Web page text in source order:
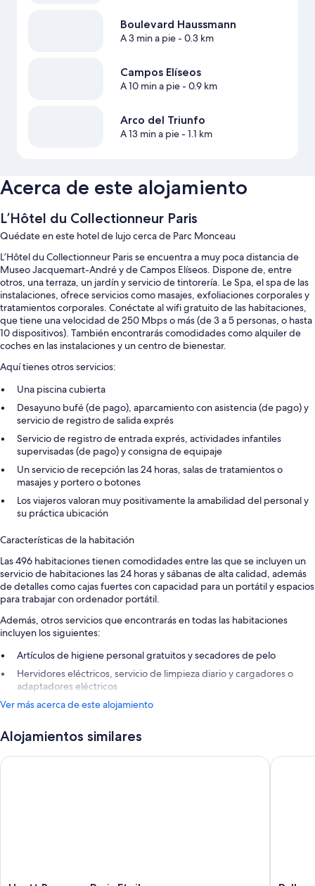
Boulevard Haussmann
A 3 min a pie- 0.3 km
Campos Elíseos
A 10 min a pie- 0.9 km
Arco del Triunfo
A 13 min a pie- 1.1 km
Acerca de este alojamiento
L’Hôtel du Collectionneur Paris
Quédate en este hotel de lujo cerca de Parc Monceau
L’Hôtel du Collectionneur Paris se encuentra a muy poca distancia de
Museo Jacquemart-André y de Campos Elíseos. Dispone de, entre
otros, una terraza, un jardín y servicio de tintorería. Le Spa, el spa de las
instalaciones, ofrece servicios como masajes, exfoliaciones corporales y
tratamientos corporales. Conéctate al wifi gratuito de las habitaciones,
que tiene una velocidad de 250 Mbps o más (de 3 a 5 personas, o hasta
10 dispositivos). También encontrarás comodidades como alquiler de
coches en las instalaciones y un centro de bienestar.
Aquí tienes otros servicios:
Una piscina cubierta
Desayuno bufé (de pago), aparcamiento con asistencia (de pago) y
servicio de registro de salida exprés
Servicio de registro de entrada exprés, actividades infantiles
supervisadas (de pago) y consigna de equipaje
Un servicio de recepción las 24 horas, salas de tratamientos o
masajes y portero o botones
Los viajeros valoran muy positivamente la amabilidad del personal y
su práctica ubicación
Características de la habitación
Las 496 habitaciones tienen comodidades entre las que se incluyen un
servicio de habitaciones las 24 horas y sábanas de alta calidad, además
de detalles como cajas fuertes con capacidad para un portátil y espacios
para trabajar con ordenador portátil.
Además, otros servicios que encontrarás en todas las habitaciones
incluyen los siguientes:
Artículos de higiene personal gratuitos y secadores de pelo
Hervidores eléctricos, servicio de limpieza diario y cargadores o
adaptadores eléctricos
Ver más acerca de este alojamiento
Alojamientos similares
Hyatt Regency Paris Etoile Pullman